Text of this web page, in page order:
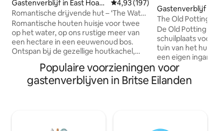
Gastenverblijf in East Hoath
ly
Gemiddelde beoordeling van
4,93 (197)
Romantische drijvende hut – ‘The Water
Snug’
Romantische houten huisje voor twee
op het water, op ons rustige meer van
een hectare in een eeuwenoud bos.
Ontspan bij de gezellige houtkachel,
ontwaak met een magisch uitzicht op
het meer vanuit elke kamer. Geniet in de
lente van het bos met hyacinten en
Gastenverblijf in
The Old Potting
toevluchtsoord
De Old Potting
schuilplaats voor
tuin van het huis
een eigen
volledig
slechts een
's mooie pubs en
Populaire voorzieningen voor
gastenverblijven in Britse Eilanden